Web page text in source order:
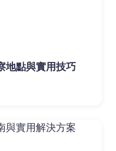
地點與實用技巧